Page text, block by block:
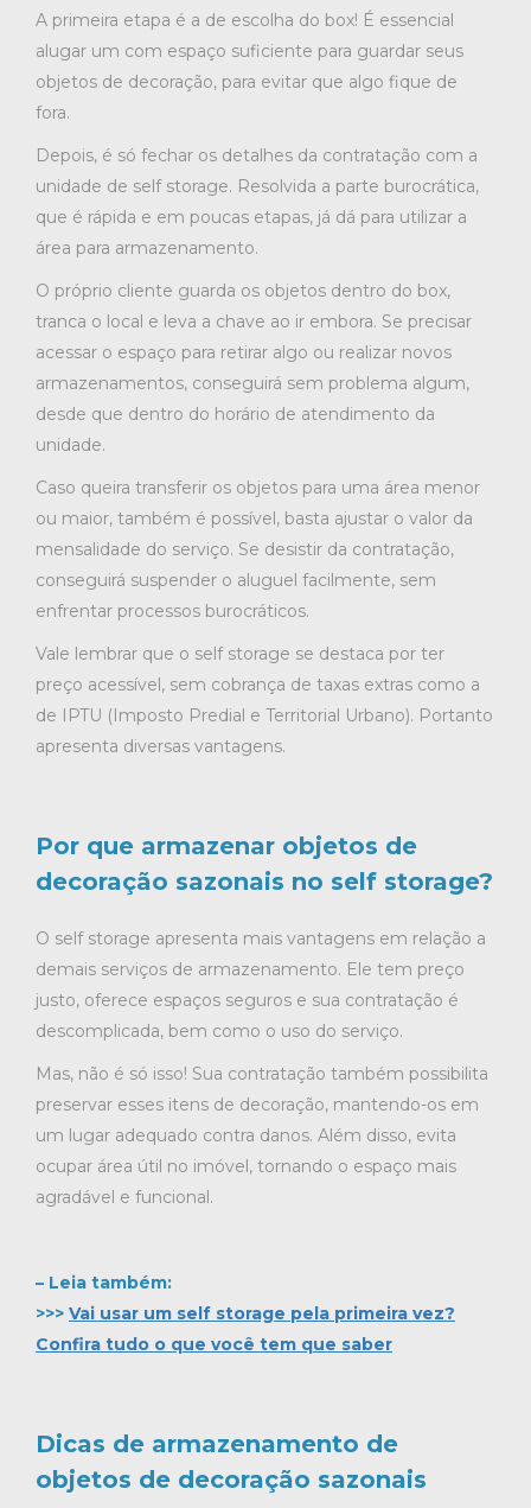
A primeira etapa é a de escolha do box! É essencial
alugar um com espaço suficiente para guardar seus
objetos de decoração, para evitar que algo fique de
fora.
Depois, é só fechar os detalhes da contratação com a
unidade de self storage. Resolvida a parte burocrática,
que é rápida e em poucas etapas, já dá para utilizar a
área para armazenamento.
O próprio cliente guarda os objetos dentro do box,
tranca o local e leva a chave ao ir embora. Se precisar
acessar o espaço para retirar algo ou realizar novos
armazenamentos, conseguirá sem problema algum,
desde que dentro do horário de atendimento da
unidade.
Caso queira transferir os objetos para uma área menor
ou maior, também é possível, basta ajustar o valor da
mensalidade do serviço. Se desistir da contratação,
conseguirá suspender o aluguel facilmente, sem
enfrentar processos burocráticos.
Vale lembrar que o self storage se destaca por ter
preço acessível, sem cobrança de taxas extras como a
de IPTU (Imposto Predial e Territorial Urbano). Portanto
apresenta diversas vantagens.
Por que armazenar objetos de
decoração sazonais no self storage?
O self storage apresenta mais vantagens em relação a
demais serviços de armazenamento. Ele tem preço
justo, oferece espaços seguros e sua contratação é
descomplicada, bem como o uso do serviço.
Mas, não é só isso! Sua contratação também possibilita
preservar esses itens de decoração, mantendo-os em
um lugar adequado contra danos. Além disso, evita
ocupar área útil no imóvel, tornando o espaço mais
agradável e funcional.
– Leia também:
>>> Vai usar um self storage pela primeira vez?
Confira tudo o que você tem que saber
Dicas de armazenamento de
objetos de decoração sazonais